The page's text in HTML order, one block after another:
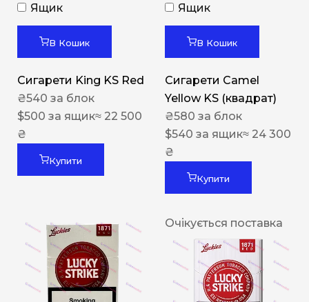
Ящик
В Кошик
Сигарети King KS Red
₴540 за блок
$500 за ящик≈ 22 500
₴
Купити
Ящик
В Кошик
Сигарети Camel
Yellow KS (квадрат)
₴580 за блок
$540 за ящик≈ 24 300
₴
Купити
Очікується поставка